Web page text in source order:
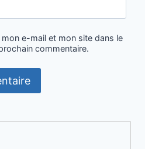
e-mail et mon site dans le
commentaire.